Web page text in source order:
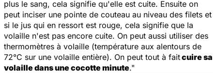
plus le sang, cela signifie qu'elle est cuite. Ensuite on
peut inciser une pointe de couteau au niveau des filets et
si le jus qui en ressort est rouge, cela signifie que la
volaille n'est pas encore cuite. On peut aussi utiliser des
thermomètres à volaille (température aux alentours de
72°C sur une volaille entière). On peut tout à faitcuire sa
volaille dans une cocotte minute."